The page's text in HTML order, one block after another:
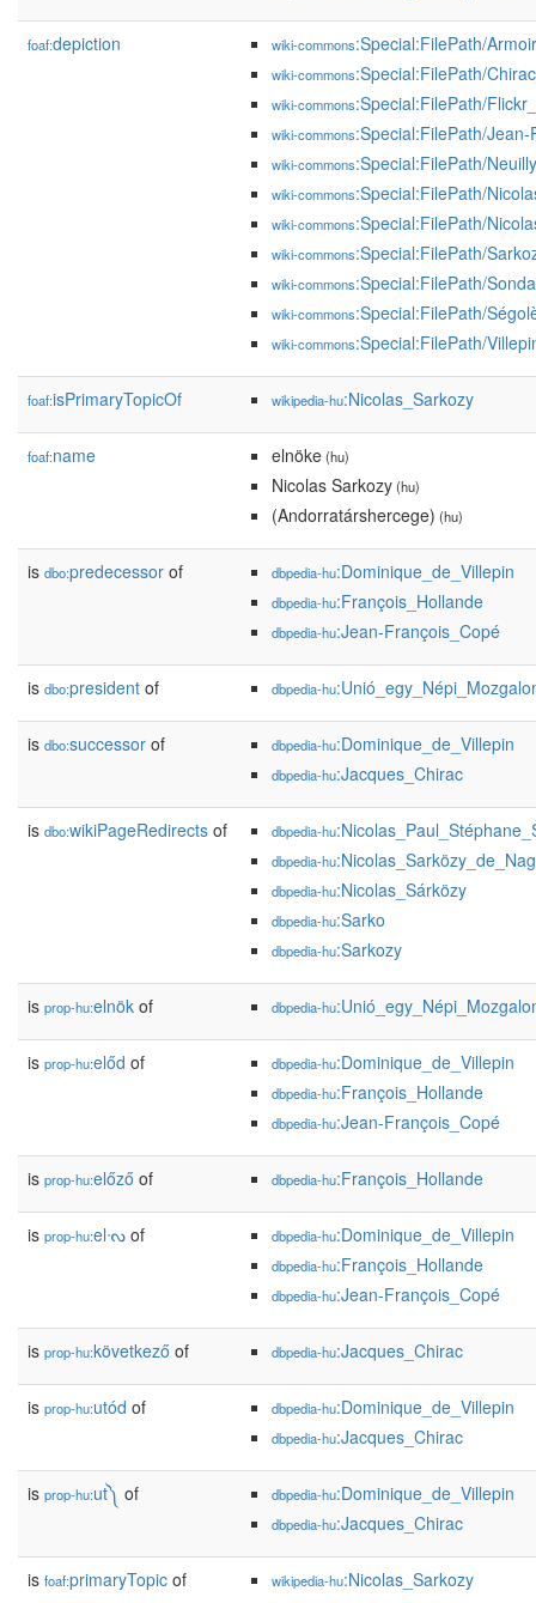
foaf:depiction wiki-commons:Special:FilePath/
wiki-commons:Special:FilePath/
wiki-commons:Special:FilePath/
wiki-commons:Special:FilePath/
wiki-commons:Special:FilePath/
wiki-commons:Special:FilePath/
wiki-commons:Special:FilePath/
wiki-commons:Special:FilePath/
wiki-commons:Special:FilePath/
wiki-commons:Special:FilePath/
wiki-commons:Special:FilePath/
foaf:isPrimaryTopicOf wikipedia-hu:Nicolas_Sarkozy
foaf:name elnöke(hu)
Nicolas Sarkozy(hu)
(Andorratárshercege) (hu)
is dbo:predecessor of dbpedia-hu:Dominique_de_Villepin
dbpedia-hu:François_Hollande
dbpedia-hu:Jean-François_Copé
is dbo:president of dbpedia-hu
is dbo:successor of dbpedia-hu:Dominique_de_Villepin
dbpedia-hu:Jacques_Chirac
is dbo:wikiPageRedirects of dbpedia-hu
dbpedia-hu
dbpedia-hu:Nicolas_Sárközy
dbpedia-hu:Sarko
dbpedia-hu:Sarkozy
is prop-hu:elnök of dbpedia-hu
is prop-hu:előd of dbpedia-hu:Dominique_de_Villepin
dbpedia-hu:François_Hollande
dbpedia-hu:Jean-François_Copé
is prop-hu:előző of dbpedia-hu:François_Hollande
is prop-hu:elᔝ of dbpedia-hu:Dominique_de_Villepin
dbpedia-hu:François_Hollande
dbpedia-hu:Jean-François_Copé
is prop-hu:következő of dbpedia-hu:Jacques_Chirac
is prop-hu:utód of dbpedia-hu:Dominique_de_Villepin
dbpedia-hu:Jacques_Chirac
is prop-hu:ut༽ of dbpedia-hu:Dominique_de_Villepin
dbpedia-hu:Jacques_Chirac
is foaf:primaryTopic of wikipedia-hu:Nicolas_Sarkozy